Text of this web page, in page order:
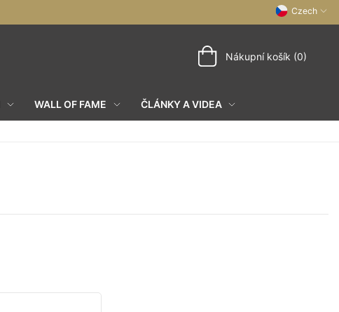
Czech
Nákupní košík (0)
WALL OF FAME ČLÁNKY A VIDEA